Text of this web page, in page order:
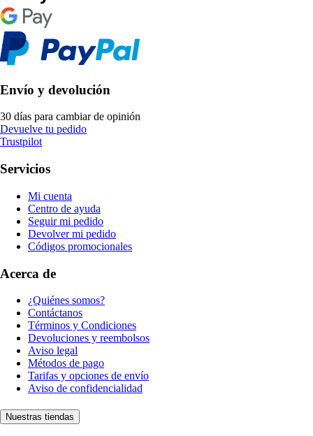
Envío y devolución
30 días para cambiar de opinión
Devuelve tu pedido
Trustpilot
Servicios
Mi cuenta
Centro de ayuda
Seguir mi pedido
Devolver mi pedido
Códigos promocionales
Acerca de
¿Quiénes somos?
Contáctanos
Términos y Condiciones
Devoluciones y reembolsos
Aviso legal
Métodos de pago
Tarifas y opciones de envío
Aviso de confidencialidad
Nuestras tiendas